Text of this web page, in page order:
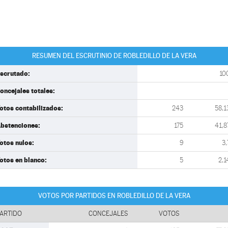
RESUMEN DEL ESCRUTINIO DE ROBLEDILLO DE LA VERA
totales:
contabilizados: 243
175
nulos: 9
en blanco: 5
VOTOS POR PARTIDOS EN ROBLEDILLO DE LA VERA
CONCEJALES VOTOS